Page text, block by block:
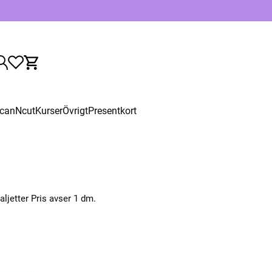
KurserÖvrigtPresentkort
Pris avser 1 dm.